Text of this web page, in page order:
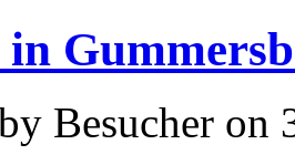
Besucher on